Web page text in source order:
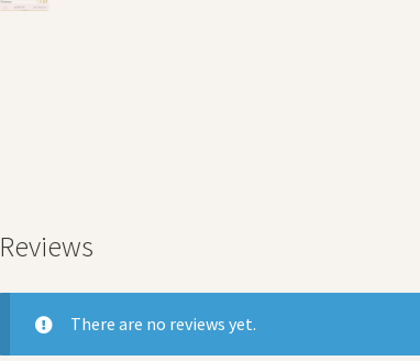
Reviews
There are no reviews yet.